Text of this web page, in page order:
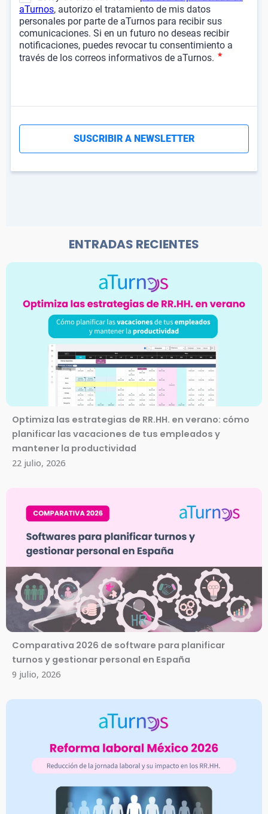
ENTRADAS RECIENTES
Optimiza las estrategias de RR.HH. en verano: cómo
planificar las vacaciones de tus empleados y
mantener la productividad
22 julio, 2026
Comparativa 2026 de software para planificar
turnos y gestionar personal en España
9 julio, 2026